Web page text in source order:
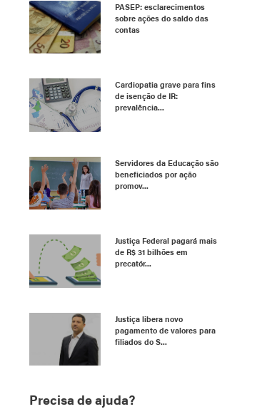
PASEP: esclarecimentos
sobre ações do saldo das
contas
Cardiopatia grave para fins
de isenção de IR:
prevalência...
Servidores da Educação são
beneficiados por ação
promov...
Justiça Federal pagará mais
de R$ 31 bilhões em
precatór...
Justiça libera novo
pagamento de valores para
filiados do S...
Precisa de ajuda?